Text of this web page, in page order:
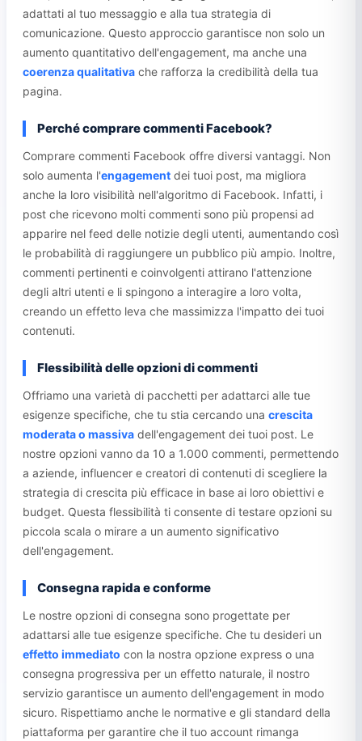
adattati al tuo messaggio e alla tua strategia di
comunicazione. Questo approccio garantisce non solo un
aumento quantitativo dell'engagement, ma anche una
coerenza qualitativa che rafforza la credibilità della tua
pagina.
Perché comprare commenti Facebook?
Comprare commenti Facebook offre diversi vantaggi. Non
solo aumenta l'engagement dei tuoi post, ma migliora
anche la loro visibilità nell'algoritmo di Facebook. Infatti, i
post che ricevono molti commenti sono più propensi ad
apparire nel feed delle notizie degli utenti, aumentando così
le probabilità di raggiungere un pubblico più ampio. Inoltre,
commenti pertinenti e coinvolgenti attirano l'attenzione
degli altri utenti e li spingono a interagire a loro volta,
creando un effetto leva che massimizza l'impatto dei tuoi
contenuti.
Flessibilità delle opzioni di commenti
Offriamo una varietà di pacchetti per adattarci alle tue
esigenze specifiche, che tu stia cercando una crescita
moderata o massiva dell'engagement dei tuoi post. Le
nostre opzioni vanno da 10 a 1.000 commenti, permettendo
a aziende, influencer e creatori di contenuti di scegliere la
strategia di crescita più efficace in base ai loro obiettivi e
budget. Questa flessibilità ti consente di testare opzioni su
piccola scala o mirare a un aumento significativo
dell'engagement.
Consegna rapida e conforme
Le nostre opzioni di consegna sono progettate per
adattarsi alle tue esigenze specifiche. Che tu desideri un
effetto immediato con la nostra opzione express o una
consegna progressiva per un effetto naturale, il nostro
servizio garantisce un aumento dell'engagement in modo
sicuro. Rispettiamo anche le normative e gli standard della
piattaforma per garantire che il tuo account rimanga